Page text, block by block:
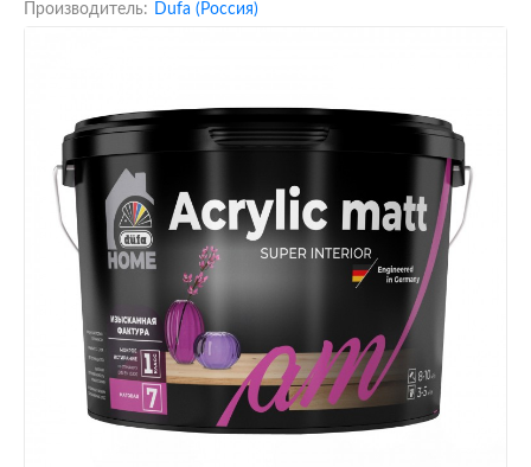
Производитель: Dufa (Россия)